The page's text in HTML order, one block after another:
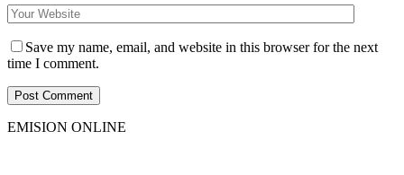
Save my name, email, and website in this browser for the next
time I comment.
EMISION ONLINE